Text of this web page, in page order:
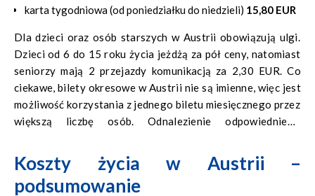
karta tygodniowa (od poniedziałku do niedzieli) 15,80 EUR
Dla dzieci oraz osób starszych w Austrii obowiązują ulgi.
Dzieci od 6 do 15 roku życia jeżdżą za pół ceny, natomiast
seniorzy mają 2 przejazdy komunikacją za 2,30 EUR. Co
ciekawe, bilety okresowe w Austrii nie są imienne, więc jest
możliwość korzystania z jednego biletu miesięcznego przez
większą liczbę osób. Odnalezienie odpowiedniego
wyszukiwarka połączeń komunikacji miejskiej. Dostępna
jest także w wersji angielskiej.
Koszty życia w Austrii –
podsumowanie